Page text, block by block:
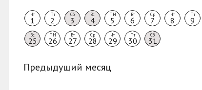
Чт
1
Пт
2
Сб
3
Вс
4
ПН
5
Вт
6
Ср
7
Чт
8
Пт
9
Вс
25
ПН
26
Вт
27
Ср
28
Чт
29
Пт
30
Сб
31
Предыдущий месяц